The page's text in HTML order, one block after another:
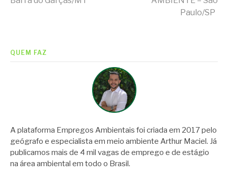
Paulo/SP
QUEM FAZ
A plataforma Empregos Ambientais foi criada em 2017 pelo
geógrafo e especialista em meio ambiente Arthur Maciel. Já
publicamos mais de 4 mil vagas de emprego e de estágio
na área ambiental em todo o Brasil.